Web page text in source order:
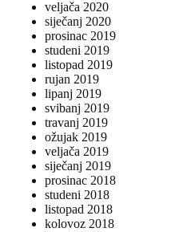
veljača 2020
siječanj 2020
prosinac 2019
studeni 2019
listopad 2019
rujan 2019
lipanj 2019
svibanj 2019
travanj 2019
ožujak 2019
veljača 2019
siječanj 2019
prosinac 2018
studeni 2018
listopad 2018
kolovoz 2018